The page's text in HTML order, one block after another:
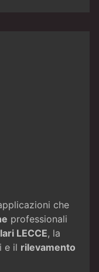
che
professionali
LECCE, la
e il rilevamento